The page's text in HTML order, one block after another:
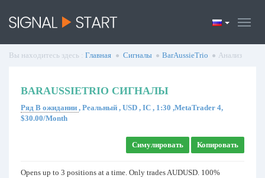
Вы находитесь здесь : Главная Сигналы BarAussieTrio Анализ
BARAUSSIETRIO СИГНАЛЫ
Ряд В ожидании , Реальный , USD , IC , 1:30 ,MetaTrader 4,
$30.00/Month
Симулировать Копировать
Opens up to 3 positions at a time. Only trades AUDUSD. 100%